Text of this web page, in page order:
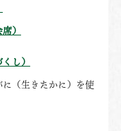
）
し）
（生きたかに）を使